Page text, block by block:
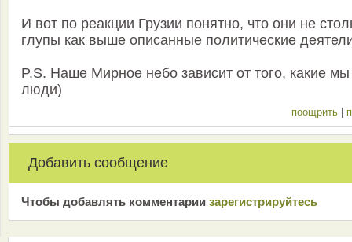
И вот по реакции Грузии понятно, что они не
глупы как выше описанные политические
P.S. Наше Мирное небо зависит от того, какие мы
люди)
поощрить
Добавить сообщение
Чтобы добавлять комментарии зарeгиcтрирyйтeсь